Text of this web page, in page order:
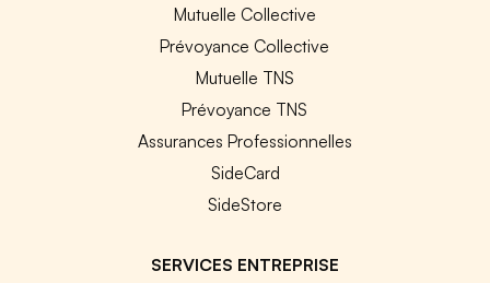
Mutuelle Collective
Prévoyance Collective
Mutuelle TNS
Prévoyance TNS
Assurances Professionnelles
SideCard
SideStore
SERVICES ENTREPRISE